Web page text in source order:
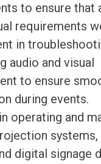
to ensure that
requirements
in
audio and visual
to ensure
during events.
operating and
systems,
digital signage